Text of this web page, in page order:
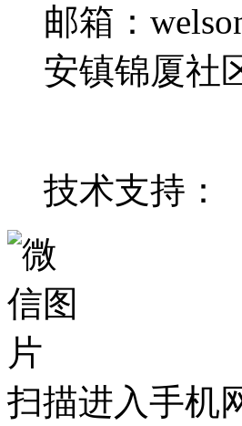
邮箱：
安镇锦厦社
技术支持：
扫描进入手机